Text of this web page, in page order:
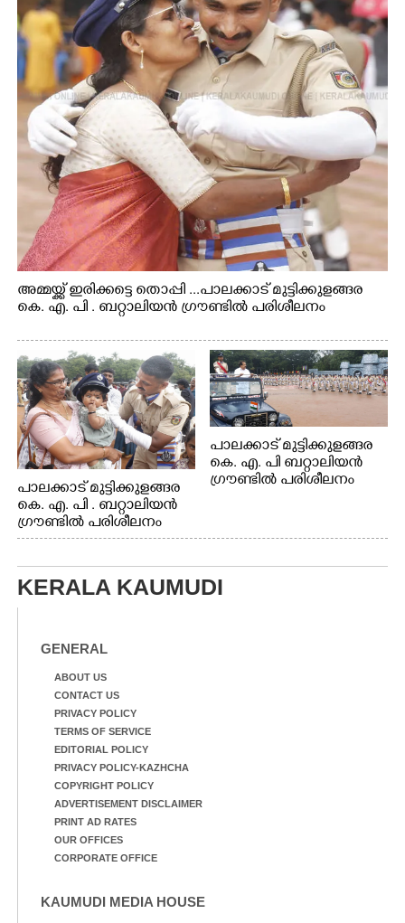
അമ്മയ്ക്ക് ഇരിക്കട്ടെ തൊപ്പി ...പാലക്കാട് മുട്ടിക്കുളങ്ങര
കെ. എ. പി . ബറ്റാലിയൻ ഗ്രൗണ്ടിൽ പരിശീലനം
പാലക്കാട് മുട്ടിക്കുളങ്ങര
കെ. എ. പി . ബറ്റാലിയൻ
ഗ്രൗണ്ടിൽ പരിശീലനം
പാലക്കാട് മുട്ടിക്കുളങ്ങര
കെ. എ. പി ബറ്റാലിയൻ
ഗ്രൗണ്ടിൽ പരിശീലനം
KERALA KAUMUDI
GENERAL
ABOUT US
CONTACT US
PRIVACY POLICY
TERMS OF SERVICE
EDITORIAL POLICY
PRIVACY POLICY-KAZHCHA
COPYRIGHT POLICY
ADVERTISEMENT DISCLAIMER
PRINT AD RATES
OUR OFFICES
CORPORATE OFFICE
KAUMUDI MEDIA HOUSE